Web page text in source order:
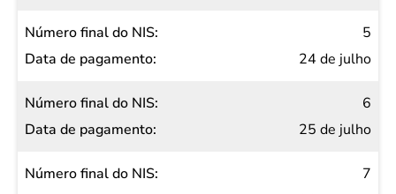
5
24 de julho
6
25 de julho
7